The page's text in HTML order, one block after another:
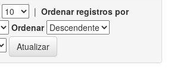
| Ordenar registros por
Ordenar